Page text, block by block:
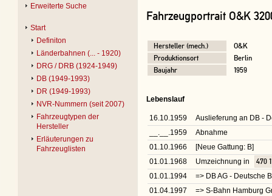
Erweiterte Suche
Start
Definiton
Länderbahnen (... - 1920)
DRG / DRB (1924-1949)
DB (1949-1993)
DR (1949-1993)
NVR-Nummern (seit 2007)
Fahrzeugtypen der
Hersteller
Erläuterungen zu
Fahrzeuglisten
Fahrzeugportrait O&K
Hersteller (mech.)
O&K
Produktionsort
Berlin
Baujahr
1959
Lebenslauf
16.10.1959
Auslieferung an DB -
__.__.1959
Abnahme
01.10.1966
[Neue Gattung: B]
01.01.1968
Umzeichnung in
470
01.01.1994
=> DB AG - Deutsche
01.04.1997
=> S-Bahn Hamburg